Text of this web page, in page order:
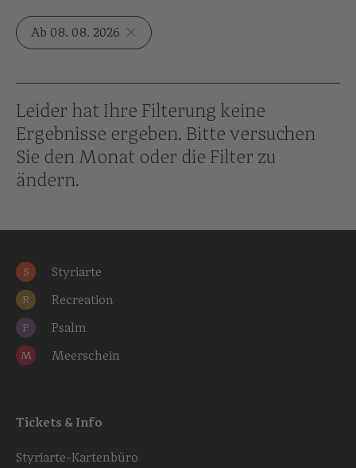
Ab 08. 08. 2026
Leider hat Ihre Filterung keine
Ergebnisse ergeben. Bitte versuchen
Sie den Monat oder die Filter zu
ändern.
S Styriarte
R Recreation
P Psalm
M Meerschein
Tickets & Info
Styriarte-Kartenbüro